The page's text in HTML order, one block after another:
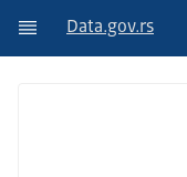
Data.gov.rs